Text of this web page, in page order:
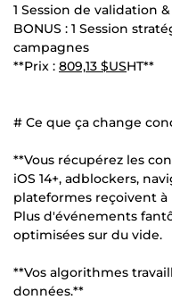
1 Session de validation
BONUS : 1 Session
campagnes
**Prix : 809,13 $USHT**
# Ce que ça change
**Vous récupérez les
iOS 14+, adblockers,
plateformes reçoivent
Plus d'événements
optimisées sur du vide.
**Vos algorithmes
données.**